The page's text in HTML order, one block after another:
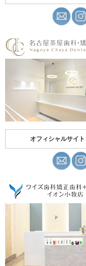
オフィシャルサイト